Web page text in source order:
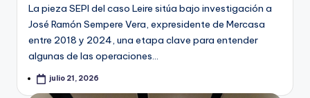
La pieza SEPI del caso Leire sitúa bajo investigación a
José Ramón Sempere Vera, expresidente de Mercasa
entre 2018 y 2024, una etapa clave para entender
algunas de las operaciones…
julio 21, 2026